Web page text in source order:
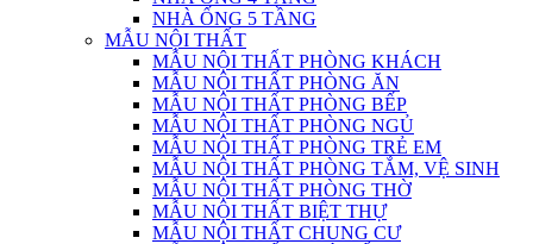
NHÀ ỐNG 5 TẦNG
MẪU NỘI THẤT
MẪU NỘI THẤT PHÒNG KHÁCH
MẪU NỘI THẤT PHÒNG ĂN
MẪU NỘI THẤT PHÒNG BẾP
MẪU NỘI THẤT PHÒNG NGỦ
MẪU NỘI THẤT PHÒNG TRẺ EM
MẪU NỘI THẤT PHÒNG TẮM, VỆ SINH
MẪU NỘI THẤT PHÒNG THỜ
MẪU NỘI THẤT BIỆT THỰ
MẪU NỘI THẤT CHUNG CƯ